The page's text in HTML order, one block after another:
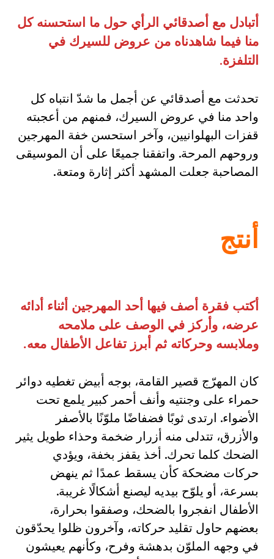
أتبادل مع أصدقائي الرأي حول ما استحسنه كل
منا فيما شاهدناه من عروض للسيرك في
التلفزة.
تحدثت مع أصدقائي عن أجمل ما شدّ انتباه كل
واحد منا في عروض السيرك، فمنهم من أعجبته
قفزات البهلوانيين، وآخر استحسن خفة المهرجين
وروحهم المرحة. واتفقنا جميعًا على أن الموسيقى
المصاحبة جعلت المشهد أكثر إثارة ومتعة.
أنتج
أكتب فقرة أصف فيها أحد المهرجين أثناء أدائه
عرضه، وأركز في الوصف على ملامحه
وملابسه وحركاته ثم أبرز تفاعل الأطفال معه.
كان المهرّج قصير القامة، بوجه أبيض تغطيه دوائر
حمراء على وجنتيه وأنف أحمر كبير يلمع تحت
الأضواء. ارتدى ثوبًا فضفاضًا ملوّنًا بالأصفر
والأزرق، تتدلى منه أزرار ضخمة وحذاء طويل يثير
الضحك كلما تحرك. أخذ يقفز بخفة، ويؤدي
حركات مضحكة كأن يسقط عمدًا ثم ينهض
بسرعة، أو يلوّح بيديه ليصنع أشكالًا غريبة.
الأطفال انفجروا بالضحك، وصفقوا بحرارة،
بعضهم حاول تقليد حركاته، وآخرون ظلوا يحدّقون
في وجهه الملوّن بدهشة وفرح، وكأنهم يعيشون